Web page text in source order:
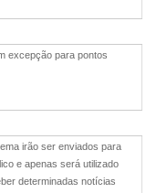
excepção para pontos
irão ser enviados para
e apenas será utilizado
determinadas notícias